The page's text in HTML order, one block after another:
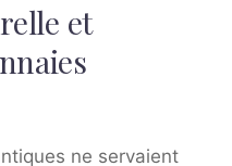
et
ne servaient